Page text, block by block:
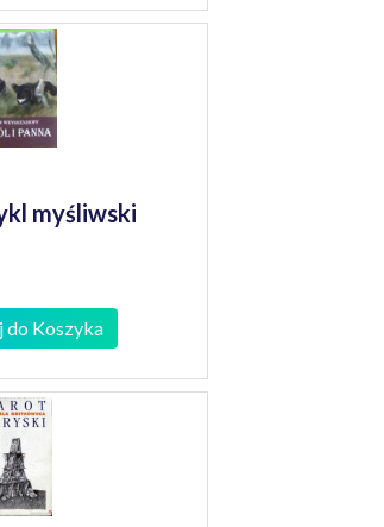
myśliwski
do Koszyka